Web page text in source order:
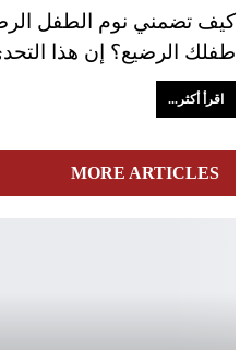
كيف تضمني نوم الطفل
طفلك الرضيع؟ إن هذا
اقرأ أكثر...
MORE ARTICLES